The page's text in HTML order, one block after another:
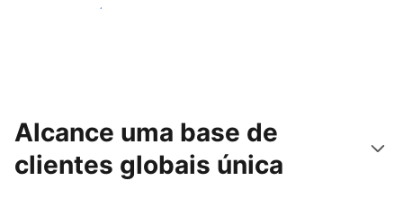
Comece hoje mesmo
Alcance uma base de
clientes globais única